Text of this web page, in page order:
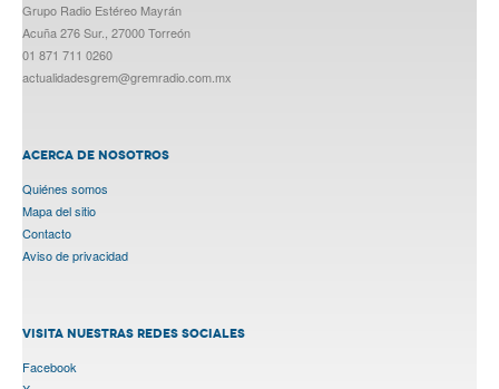
Grupo Radio Estéreo Mayrán
Acuña 276 Sur., 27000 Torreón
01 871 711 0260
actualidadesgrem@gremradio.com.mx
ACERCA DE NOSOTROS
Quiénes somos
Mapa del sitio
Contacto
Aviso de privacidad
VISITA NUESTRAS REDES SOCIALES
Facebook